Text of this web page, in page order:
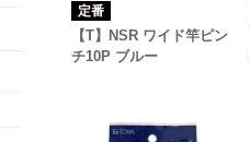
定番
【T】NSR ワイド竿ピン
チ10P ブルー